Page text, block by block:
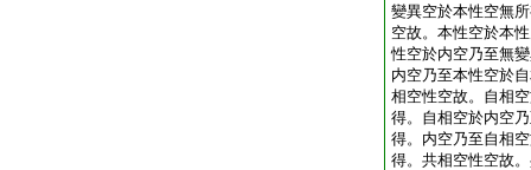
變異空於本性空無
空故。本性空於本
性空於内空乃至無
内空乃至本性空於
相空性空故。自相
得。自相空於内空
得。内空乃至自相
得。共相空性空故